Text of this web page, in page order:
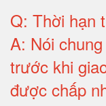
Q: Thời hạn
A: Nói
trước khi
được chấp